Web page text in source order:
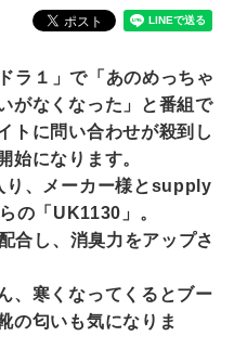
ラ１」で「あのめっちゃ
がなくなった」と番組で
トに問い合わせが殺到し
始になります。
り、メーカー様とsupply
の「UK1130」。
合し、消臭力をアップさ
、寒くなってくるとブー
の匂いも気になりま